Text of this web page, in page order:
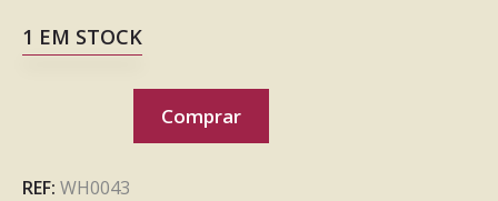
1 EM STOCK
Comprar
REF: WH0043